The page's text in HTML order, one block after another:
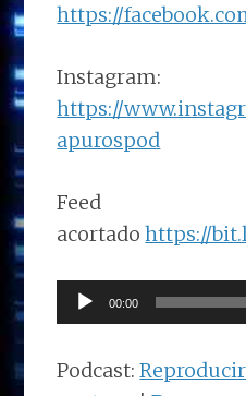
https://
Instagram:
https://
apurospod
Feed
acortadohttps://
Reproductor
de
audio
00:00
Podcast: